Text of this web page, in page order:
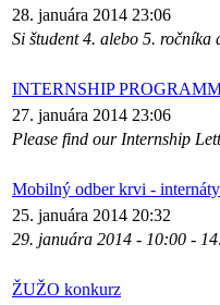
28. januára 2014 23:06
Si študent 4. alebo 5.
INTERNSHIP
27. januára 2014 23:06
Please find our Internship
Mobilný odber krvi -
25. januára 2014 20:32
29. januára 2014 - 10:00 -
ŽUŽO konkurz